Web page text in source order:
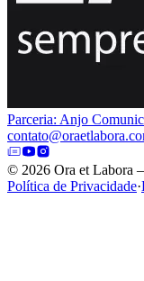
Parceria: Anjo
© 2026 Ora et Labora
Política de Privacidade·